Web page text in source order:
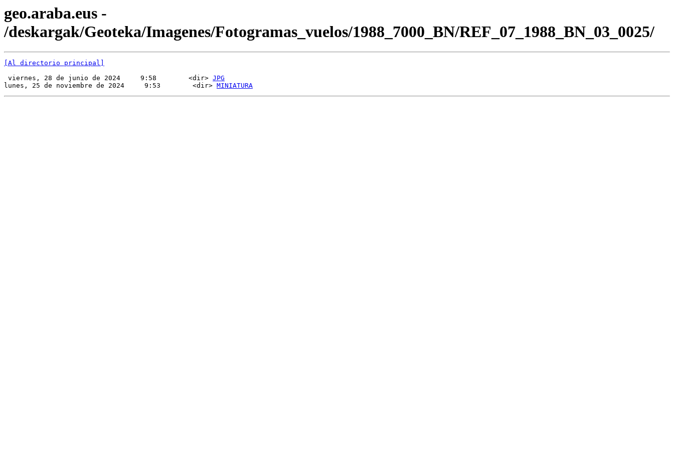
geo.araba.eus -
/deskargak/Geoteka/Imagenes/Fotogramas_vuelos/1988_7000_BN/REF_07_1988_BN_03_0025/
[Al directorio principal]
viernes, 28 de junio de 2024     9:58        <dir> JPG
lunes, 25 de noviembre de 2024     9:53        <dir> MINIATURA